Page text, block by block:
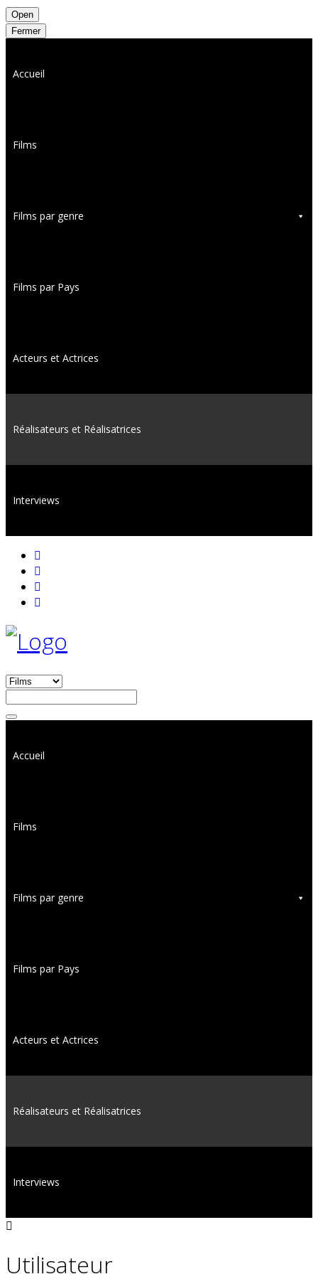
Open
Fermer
Accueil
Films
Films par genre
Films par Pays
Acteurs et Actrices
Réalisateurs et Réalisatrices
Interviews
Accueil
Films
Films par genre
Films par Pays
Acteurs et Actrices
Réalisateurs et Réalisatrices
Interviews
Utilisateur